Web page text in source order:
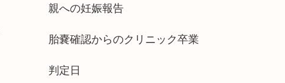
親への妊娠報告
胎嚢確認からのクリニック卒業
判定日